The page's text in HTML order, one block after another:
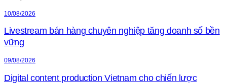
10/08/2026
Livestream bán hàng chuyên nghiệp tăng doanh số bền
vững
09/08/2026
Digital content production Vietnam cho chiến lược